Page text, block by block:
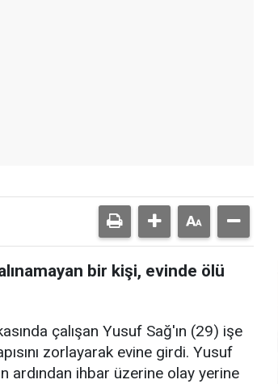
bir kişi, evinde ölü
çalışan Yusuf Sağ'ın (29) işe
zorlayarak evine girdi. Yusuf
ardından ihbar üzerine olay yerine